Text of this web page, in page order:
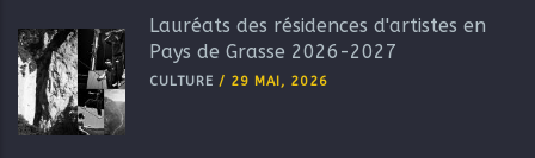
Lauréats des résidences d'artistes en
Pays de Grasse 2026-2027
CULTURE / 29 MAI, 2026